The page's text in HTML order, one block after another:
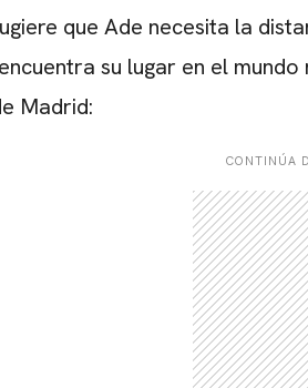
que Ade necesita la
su lugar en el
Madrid:
CONTINÚA